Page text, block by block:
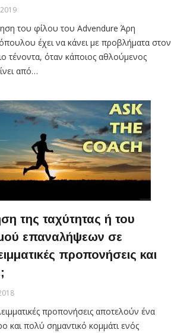
του φίλου του Advendure Άρη
έχει να κάνει με προβλήματα στον
τένοντα, όταν κάποιος αθλούμενος
από…
της ταχύτητας ή του
επαναλήψεων σε
προπονήσεις και
προπονήσεις αποτελούν ένα
και πολύ σημαντικό κομμάτι ενός